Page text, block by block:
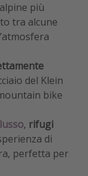
alpine più
tra alcune
del Klein
bike
, rifugi
di
perfetta per